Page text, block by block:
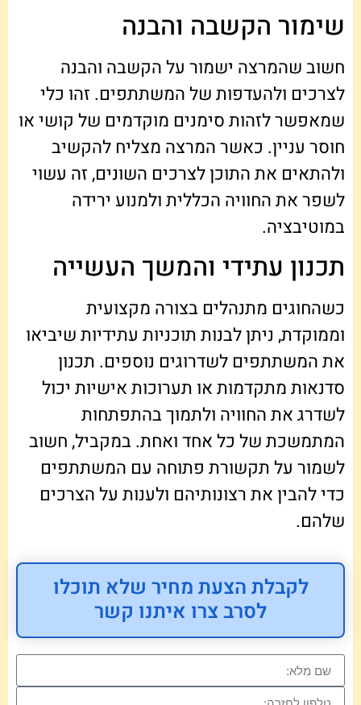
שימור הקשבה והבנה
חשוב שהמרצה ישמור על הקשבה והבנה
לצרכים ולהעדפות של המשתתפים. זהו כלי
שמאפשר לזהות סימנים מוקדמים של קושי או
חוסר עניין. כאשר המרצה מצליח להקשיב
ולהתאים את התוכן לצרכים השונים, זה עשוי
לשפר את החוויה הכללית ולמנוע ירידה
במוטיבציה.
תכנון עתידי והמשך העשייה
כשהחוגים מתנהלים בצורה מקצועית
וממוקדת, ניתן לבנות תוכניות עתידיות שיביאו
את המשתתפים לשדרוגים נוספים. תכנון
סדנאות מתקדמות או תערוכות אישיות יכול
לשדרג את החוויה ולתמוך בהתפתחות
המתמשכת של כל אחד ואחת. במקביל, חשוב
לשמור על תקשורת פתוחה עם המשתתפים
כדי להבין את רצונותיהם ולענות על הצרכים
שלהם.
לקבלת הצעת מחיר שלא תוכלו
לסרב צרו איתנו קשר